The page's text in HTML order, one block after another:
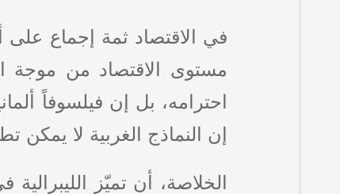
في الاقتصاد ثمة إجماع على
مستوى الاقتصاد من موجة
احترامه، بل إن فيلسوفاً
إن النماذج الغربية لا
الخلاصة، أن تميّز